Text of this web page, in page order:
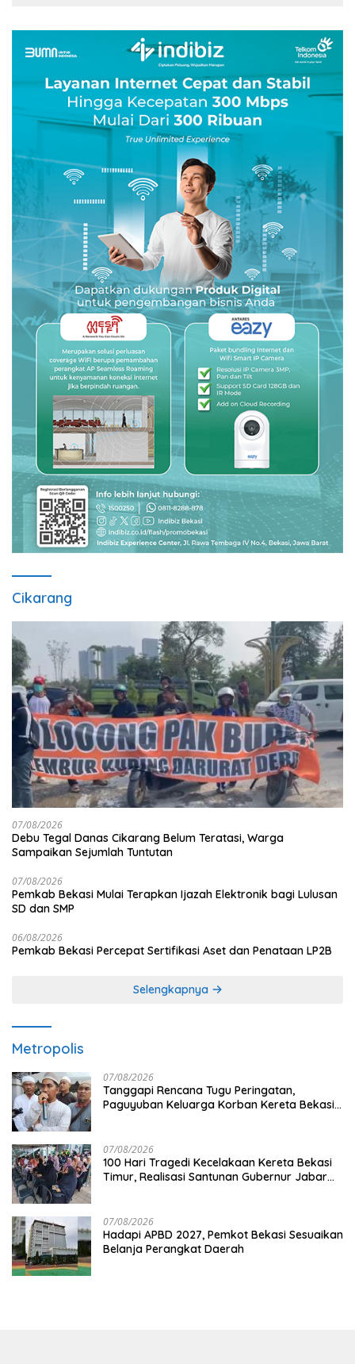
Cikarang
07/08/2026
Debu Tegal Danas Cikarang Belum Teratasi, Warga
Sampaikan Sejumlah Tuntutan
07/08/2026
Pemkab Bekasi Mulai Terapkan Ijazah Elektronik bagi Lulusan
SD dan SMP
06/08/2026
Pemkab Bekasi Percepat Sertifikasi Aset dan Penataan LP2B
Selengkapnya
Metropolis
07/08/2026
Tanggapi Rencana Tugu Peringatan,
Paguyuban Keluarga Korban Kereta Bekasi
07/08/2026
100 Hari Tragedi Kecelakaan Kereta Bekasi
Timur, Realisasi Santunan Gubernur Jabar
07/08/2026
Hadapi APBD 2027, Pemkot Bekasi Sesuaikan
Belanja Perangkat Daerah